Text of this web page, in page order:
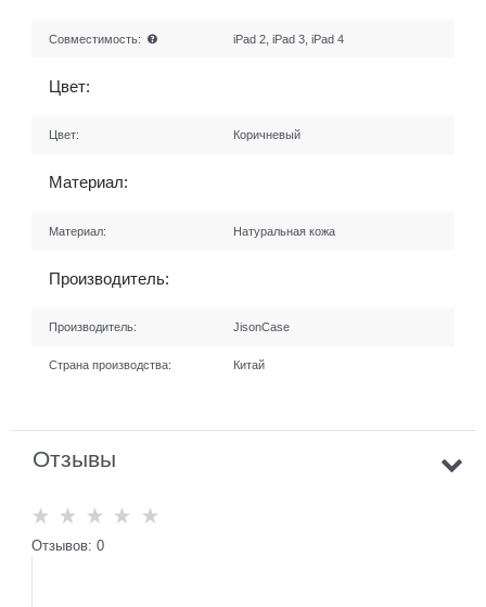
Совместимость: iPad 2, iPad 3, iPad 4
Цвет:
Цвет: Коричневый
Материал:
Материал: Натуральная кожа
Производитель:
Производитель: JisonCase
Страна производства: Китай
Отзывы
Отзывов: 0